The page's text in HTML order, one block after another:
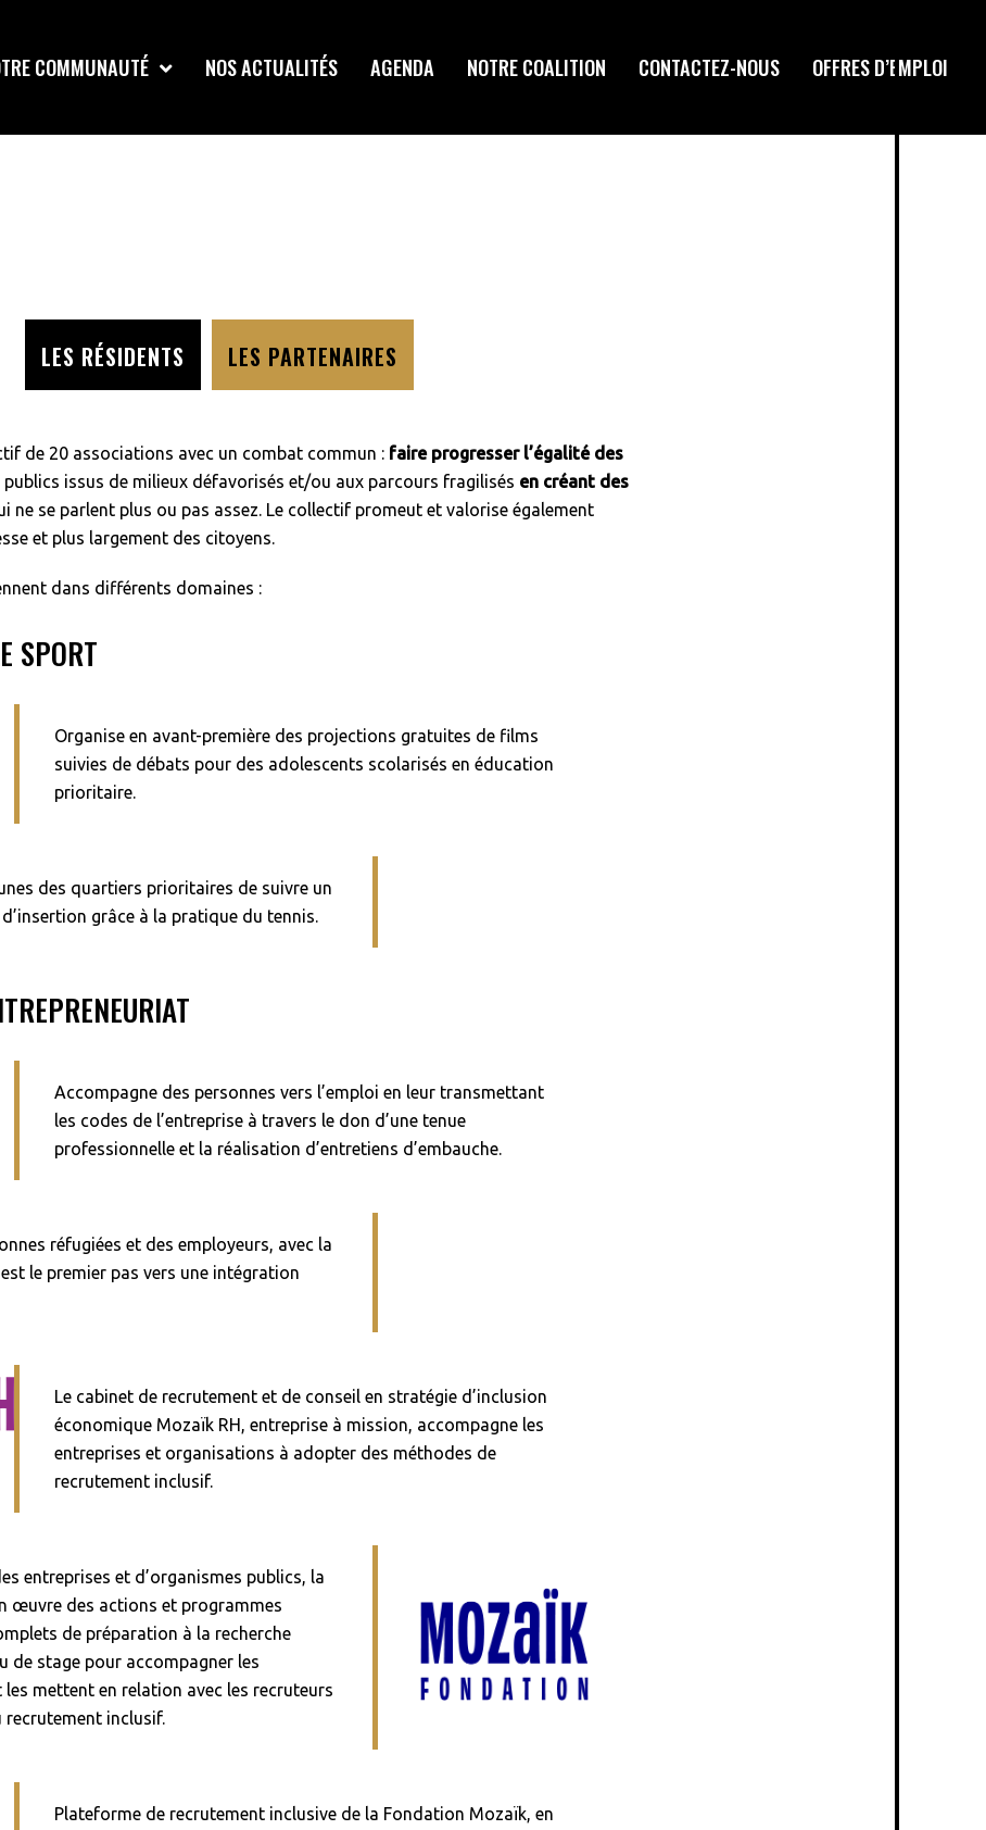
COMMUNAUTÉ NOS ACTUALITÉS AGENDA NOTRE COALITION CONTACTEZ-NOUS OFFRES D’EMPLOI
LES RÉSIDENTS LES PARTENAIRES
de 20 associations avec un combat commun : faire progresser l’égalité des
publics issus de milieux défavorisés et/ou aux parcours fragilisés en créant des
ne se parlent plus ou pas assez. Le collectif promeut et valorise également
et plus largement des citoyens.
dans différents domaines :
SPORT
Organise en avant-première des projections gratuites de films
suivies de débats pour des adolescents scolarisés en éducation
prioritaire.
des quartiers prioritaires de suivre un
grâce à la pratique du tennis.
Accompagne des personnes vers l’emploi en leur transmettant
les codes de l’entreprise à travers le don d’une tenue
professionnelle et la réalisation d’entretiens d’embauche.
réfugiées et des employeurs, avec la
le premier pas vers une intégration
Le cabinet de recrutement et de conseil en stratégie d’inclusion
économique Mozaïk RH, entreprise à mission, accompagne les
entreprises et organisations à adopter des méthodes de
recrutement inclusif.
entreprises et d’organismes publics, la
œuvre des actions et programmes
de préparation à la recherche
de stage pour accompagner les
mettent en relation avec les recruteurs
recrutement inclusif.
Plateforme de recrutement inclusive de la Fondation Mozaïk, en